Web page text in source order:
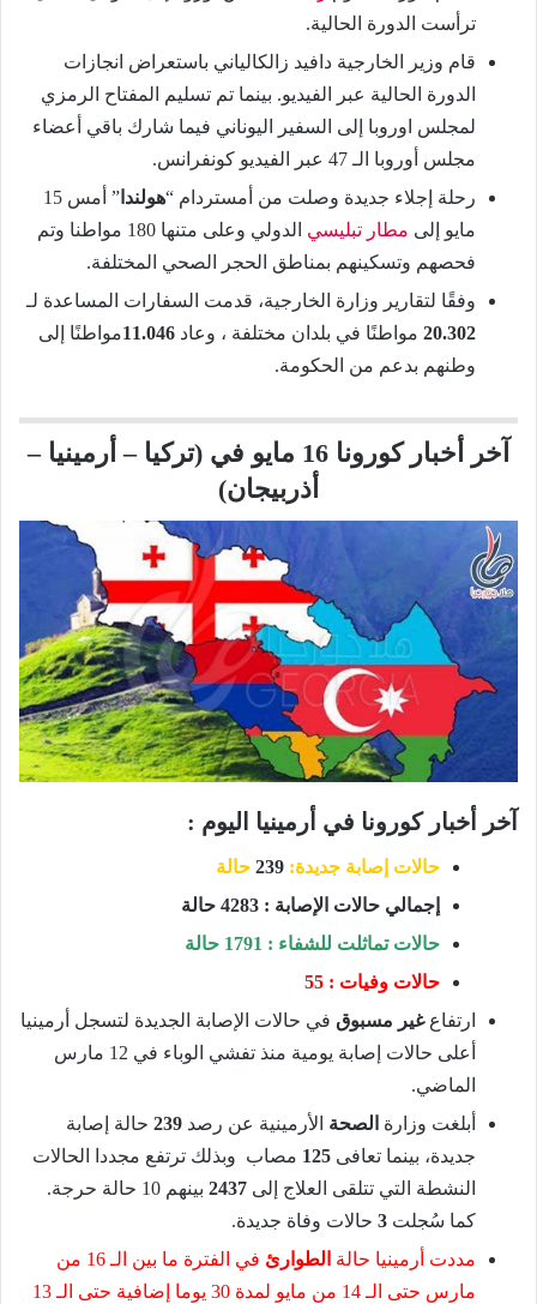
ترأست الدورة الحالية.
قام وزير الخارجية دافيد زالكالياني باستعراض انجازات
الدورة الحالية عبر الفيديو. بينما تم تسليم المفتاح الرمزي
لمجلس اوروبا إلى السفير اليوناني فيما شارك باقي أعضاء
مجلس أوروبا الـ 47 عبر الفيديو كونفرانس.
رحلة إجلاء جديدة وصلت من أمستردام “هولندا
” أمس 15
مايو إلى مطار تبليسي
الدولي وعلى متنها 180 مواطنا وتم
فحصهم وتسكينهم بمناطق الحجر الصحي المختلفة.
وفقًا لتقارير وزارة الخارجية، قدمت السفارات المساعدة لـ
20.302 مواطنًا في بلدان مختلفة ، وعاد 11.046مواطنًا إلى
وطنهم بدعم من الحكومة.
آخر أخبار كورونا 16 مايو في (تركيا – أرمينيا –
أذربيجان)
آخر أخبار كورونا في أرمينيا اليوم :
حالات إصابة جديدة: 239 حالة
إجمالي حالات الإصابة : 4283 حالة
حالات تماثلت للشفاء : 1791 حالة
حالات وفيات : 55
ارتفاعغير مسبوق في حالات الإصابة الجديدة لتسجل أرمينيا
أعلى حالات إصابة يومية منذ تفشي الوباء في 12 مارس
الماضي.
أبلغت وزارة الصحة الأرمينية عن رصد 239 حالة إصابة
جديدة، بينما تعافى 125 مصاب وبذلك ترتفع مجددا الحالات
النشطة التي تتلقى العلاج إلى 2437
بينهم 10 حالة حرجة.
كما سُجلت 3 حالات وفاة جديدة.
مددت أرمينيا حالة الطوارئ
في الفترة ما بين الـ 16 من
مارس حتى الـ 14 من مايو لمدة 30 يوما إضافية حتى الـ 13